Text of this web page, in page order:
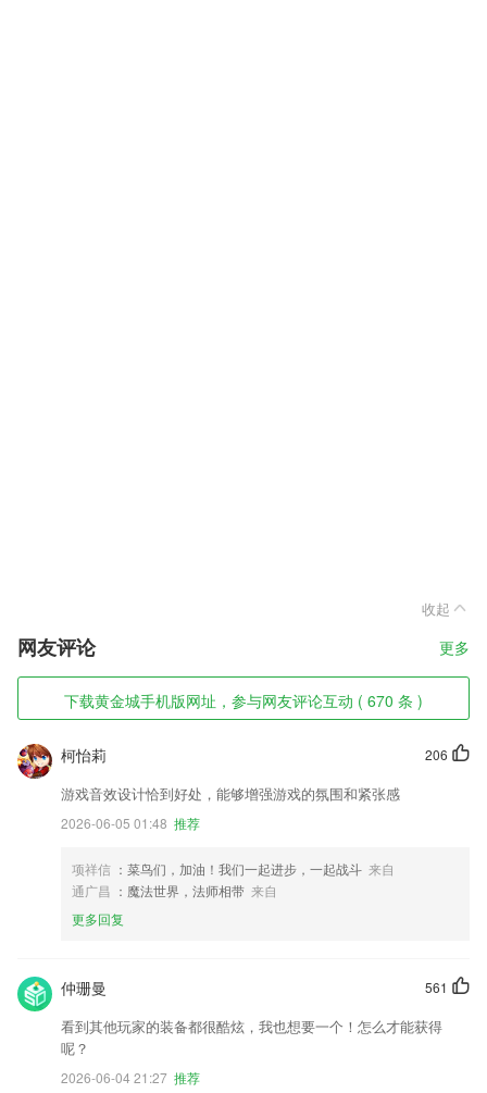
收起
网友评论 更多
下载黄金城手机版网址，参与网友评论互动 ( 670 条 )
206
柯怡莉
游戏音效设计恰到好处，能够增强游戏的氛围和紧张感
2026-06-05 01:48 推荐
项祥信 ：菜鸟们，加油！我们一起进步，一起战斗 来自
通广昌 ：魔法世界，法师相带 来自
更多回复
561
仲珊曼
看到其他玩家的装备都很酷炫，我也想要一个！怎么才能获得
呢？
2026-06-04 21:27 推荐